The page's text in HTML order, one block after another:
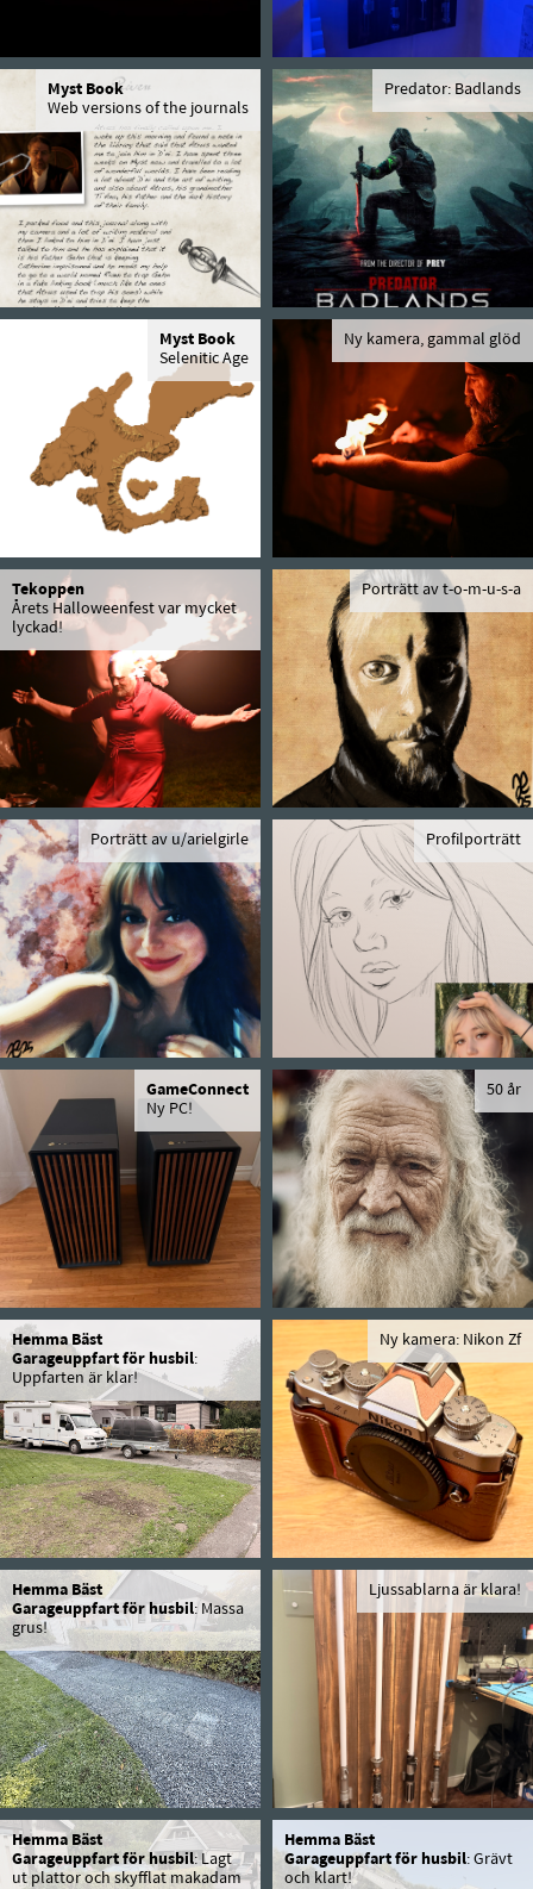
Myst Book
Web versions of the journals
Predator: Badlands
Myst Book
Selenitic Age
Ny kamera, gammal glöd
Tekoppen
Årets Halloweenfest var mycket
lyckad!
Porträtt av t-o-m-u-s-a
Porträtt av u/arielgirle Profilporträtt
GameConnect
Ny PC!
50 år
Hemma Bäst
Garageuppfart för husbil:
Uppfarten är klar!
Ny kamera: Nikon Zf
Hemma Bäst
Garageuppfart för husbil: Massa
grus!
Ljussablarna är klara!
Hemma Bäst
Garageuppfart för husbil: Lagt
ut plattor och skyfflat makadam
Hemma Bäst
Garageuppfart för husbil: Grävt
och klart!